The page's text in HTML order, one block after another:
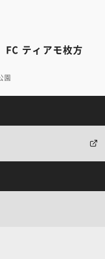
FC ティアモ枚方
園